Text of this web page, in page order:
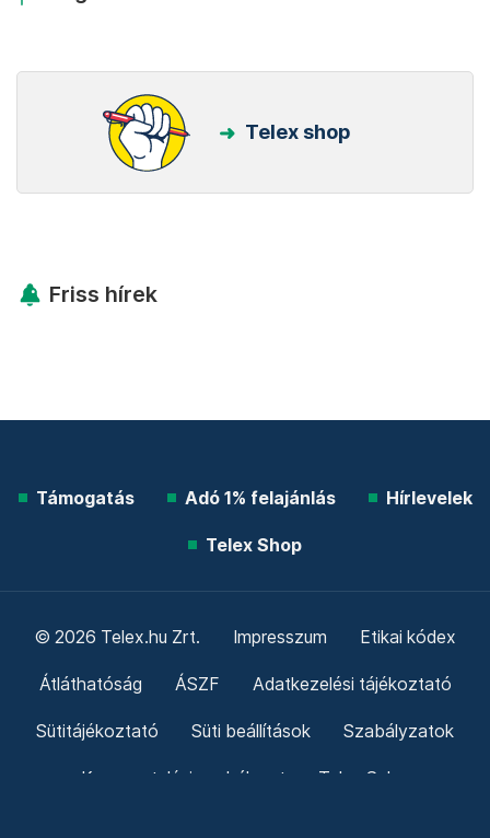
Telex shop
Friss hírek
Támogatás Adó 1% felajánlás Hírlevelek
Telex Shop
© 2026 Telex.hu Zrt. Impresszum Etikai kódex
Átláthatóság ÁSZF Adatkezelési tájékoztató
Sütitájékoztató Süti beállítások Szabályzatok
Kommentelési szabályzat Telex Sales